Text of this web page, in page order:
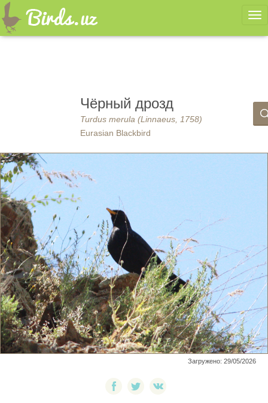
Чёрный дрозд
Turdus merula (Linnaeus, 1758)
Eurasian Blackbird
Загружено: 29/05/2026